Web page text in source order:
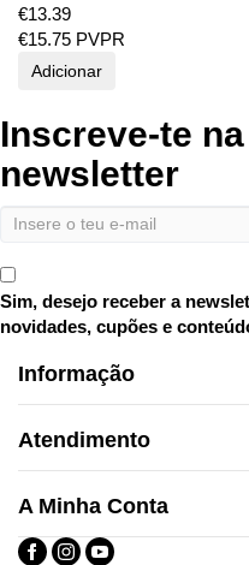
€13.39
€15.75 PVPR
Adicionar
Inscreve-te
newsletter
Sim, desejo receber a
novidades, cupões e
Informação
Atendimento
A Minha Conta